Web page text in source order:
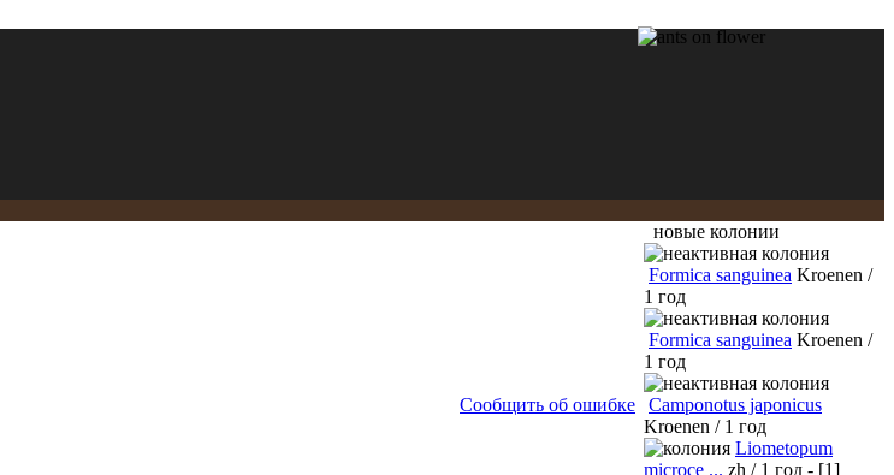
Сообщить об ошибке
новые колонии
Formica sanguinea Kroenen /
1 год
Formica sanguinea Kroenen /
1 год
Camponotus japonicus
Kroenen / 1 год
Liometopum
microce ... zh / 1 год - [1]